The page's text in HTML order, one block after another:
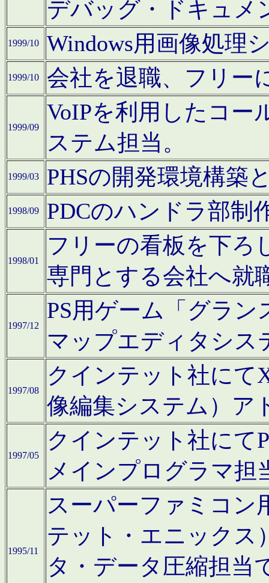
デバッグ・ドキュメ
1999/10 Windows用画像処理
1999/10 会社を退職、フリー
1999/09
VoIPを利用したコー
ステム担当。
1999/03 PHSの開発環境構築
1998/09 PDCのハンドラ部制
1998/01
フリーの看板を下ろ
専門とする会社へ就
1997/12
PS用ゲーム「グラン
マップエディタシス
1997/08
クインテット社にて
像編集システム）ア
1997/05
クインテット社にて
メインプログラマ担
1995/11
スーパーファミコン
テット・エニックス
タ・データ圧縮担当